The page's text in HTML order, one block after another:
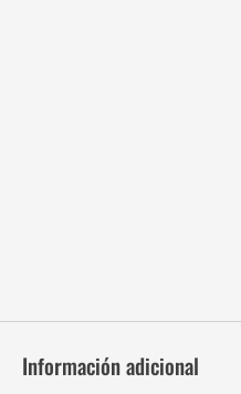
Información adicional